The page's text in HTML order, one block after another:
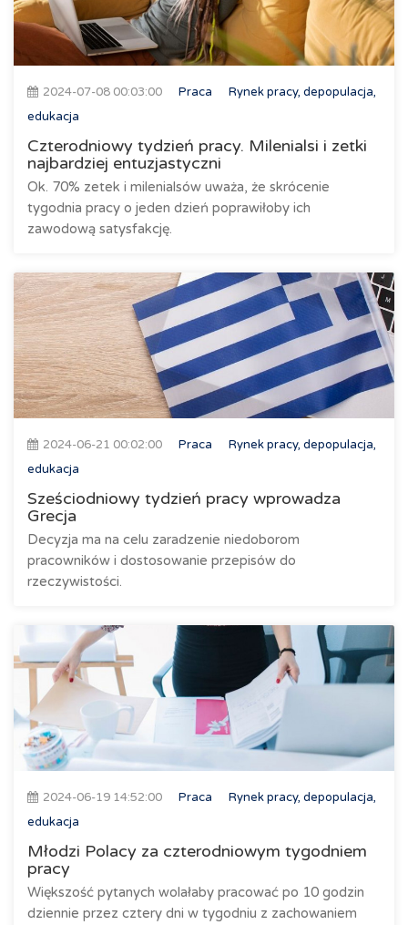
2024-07-08 00:03:00 Praca
Rynek pracy, depopulacja,
edukacja
Czterodniowy tydzień pracy. Milenialsi i zetki
najbardziej entuzjastyczni
Ok. 70% zetek i milenialsów uważa, że skrócenie
tygodnia pracy o jeden dzień poprawiłoby ich
zawodową satysfakcję.
2024-06-21 00:02:00 Praca
Rynek pracy, depopulacja,
edukacja
Sześciodniowy tydzień pracy wprowadza
Grecja
Decyzja ma na celu zaradzenie niedoborom
pracowników i dostosowanie przepisów do
rzeczywistości.
2024-06-19 14:52:00 Praca
Rynek pracy, depopulacja,
edukacja
Młodzi Polacy za czterodniowym tygodniem
pracy
Większość pytanych wolałaby pracować po 10 godzin
dziennie przez cztery dni w tygodniu z zachowaniem